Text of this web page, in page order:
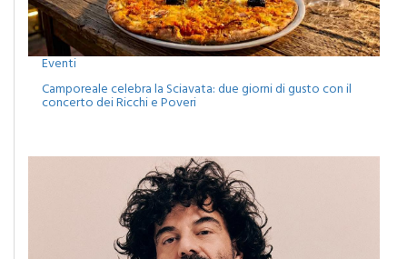
Eventi
Camporeale celebra la Sciavata: due giorni di gusto con il
concerto dei Ricchi e Poveri